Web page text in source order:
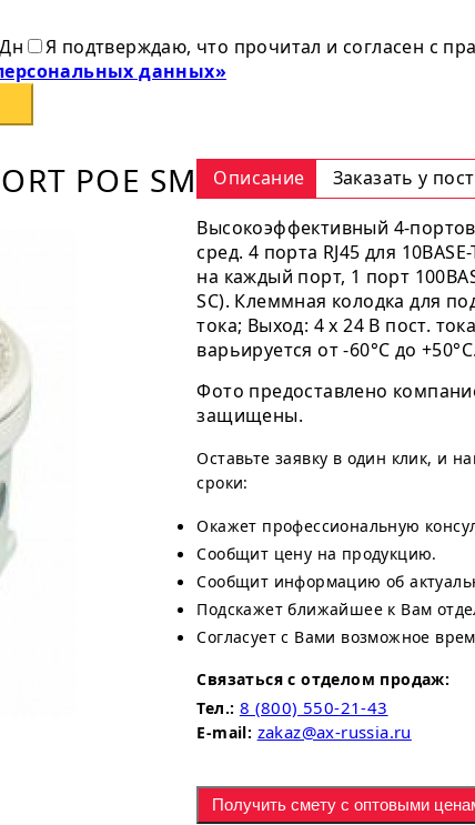
Я подтверждаю, что прочитал и согласен с
данных»
POE SM Описание Заказать у
Высокоэффективный 4-
сред. 4 порта RJ45 для
на каждый порт, 1 порт
SC). Клеммная колодка для
тока; Выход: 4 x 24 В пост.
варьируется от -60°C до
Фото предоставлено
защищены.
Оставьте заявку в один клик, и
сроки:
Окажет профессиональную
Сообщит цену на продукцию.
Сообщит информацию об
Подскажет ближайшее к Вам
Согласует с Вами возможное
Связаться с отделом продаж:
Тел.: 8 (800) 550-21-43
E-mail: zakaz@ax-russia.ru
Получить смету с оптовыми